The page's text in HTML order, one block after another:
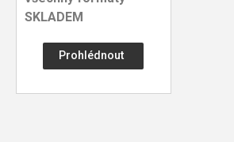
SKLADEM
Prohlédnout